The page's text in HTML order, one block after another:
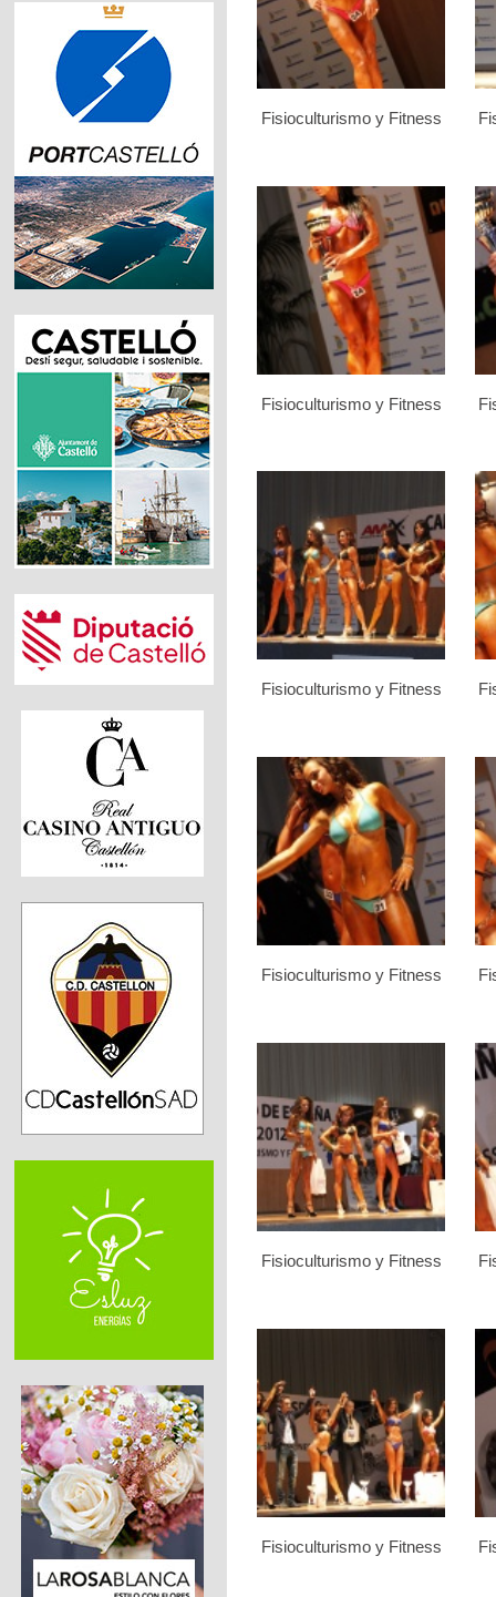
Fisioculturismo y Fitness
Fisioculturismo y Fitness
Fisioculturismo y Fitness
Fisioculturismo y Fitness
Fisioculturismo y Fitness
Fisioculturismo y Fitness